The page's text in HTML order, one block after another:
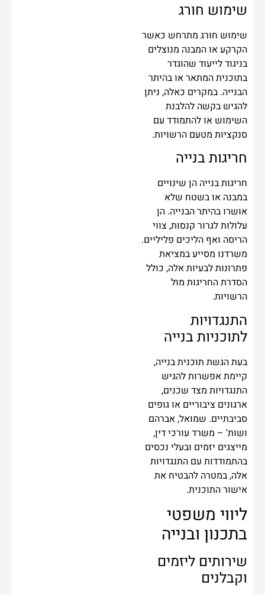
שימוש חורג
שימוש חורג מתרחש כאשר
הקרקע או המבנה מנוצלים
בניגוד לייעוד שהוגדר
בתוכנית המתאר או בהיתר
הבנייה. במקרים כאלה, ניתן
להגיש בקשה להלבנת
השימוש או להתמודד עם
סנקציות מטעם הרשויות.
חריגות בנייה
חריגות בנייה הן שינויים
במבנה או בשטח שלא
אושרו בהיתר הבנייה. הן
עלולות לגרור קנסות, צווי
הריסה ואף הליכים פליליים.
משרדנו מסייע במציאת
פתרונות לבעיות אלה, כולל
הסדרת החריגות מול
הרשויות.
התנגדויות
לתוכניות בנייה
בעת הגשת תוכנית בנייה,
קיימת אפשרות להגיש
התנגדויות מצד שכנים,
ארגונים ציבוריים או גופים
סביבתיים. שמואל, אברהם
ושות' – משרד עורכי דין,
מייצגים יזמים ובעלי נכסים
בהתמודדות עם התנגדויות
אלה, במטרה להבטיח את
אישור התוכנית.
ליווי משפטי
בתכנון ובנייה
שירותים ליזמים
וקבלנים